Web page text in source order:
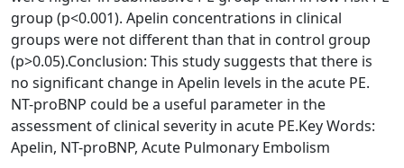
group (p<0.001). Apelin concentrations in clinical
groups were not different than that in control group
(p>0.05).Conclusion: This study suggests that there is
no significant change in Apelin levels in the acute PE.
NT-proBNP could be a useful parameter in the
assessment of clinical severity in acute PE.Key Words:
Apelin, NT-proBNP, Acute Pulmonary Embolism